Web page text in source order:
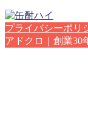
プライバシーポリ
アドクロ｜創業30